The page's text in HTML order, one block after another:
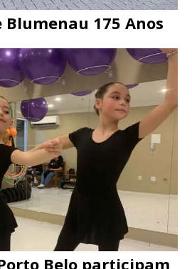
175 Anos
Belo participam